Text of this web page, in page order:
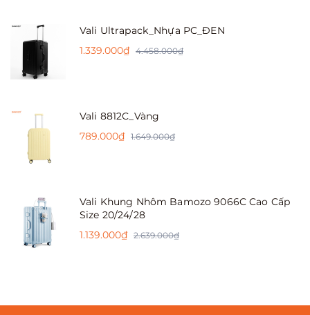
Vali Ultrapack_Nhựa PC_ĐEN
1.339.000₫ 4.458.000₫
Vali 8812C_Vàng
789.000₫ 1.649.000₫
Vali Khung Nhôm Bamozo 9066C Cao Cấp
Size 20/24/28
1.139.000₫ 2.639.000₫